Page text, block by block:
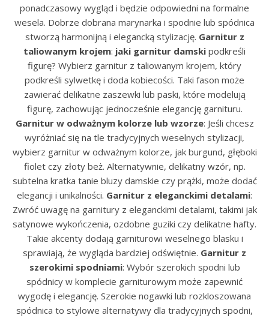
ponadczasowy wygląd i będzie odpowiedni na formalne
wesela. Dobrze dobrana marynarka i spodnie lub spódnica
stworzą harmonijną i elegancką stylizację. Garnitur z
taliowanym krojem: jaki garnitur damski podkreśli
figurę? Wybierz garnitur z taliowanym krojem, który
podkreśli sylwetkę i doda kobiecości. Taki fason może
zawierać delikatne zaszewki lub paski, które modelują
figurę, zachowując jednocześnie elegancję garnituru.
Garnitur w odważnym kolorze lub wzorze: Jeśli chcesz
wyróżniać się na tle tradycyjnych weselnych stylizacji,
wybierz garnitur w odważnym kolorze, jak burgund, głęboki
fiolet czy złoty beż. Alternatywnie, delikatny wzór, np.
subtelna kratka tanie bluzy damskie czy prążki, może dodać
elegancji i unikalności. Garnitur z eleganckimi detalami:
Zwróć uwagę na garnitury z eleganckimi detalami, takimi jak
satynowe wykończenia, ozdobne guziki czy delikatne hafty.
Takie akcenty dodają garniturowi weselnego blasku i
sprawiają, że wygląda bardziej odświętnie. Garnitur z
szerokimi spodniami: Wybór szerokich spodni lub
spódnicy w komplecie garniturowym może zapewnić
wygodę i elegancję. Szerokie nogawki lub rozkloszowana
spódnica to stylowe alternatywy dla tradycyjnych spodni,